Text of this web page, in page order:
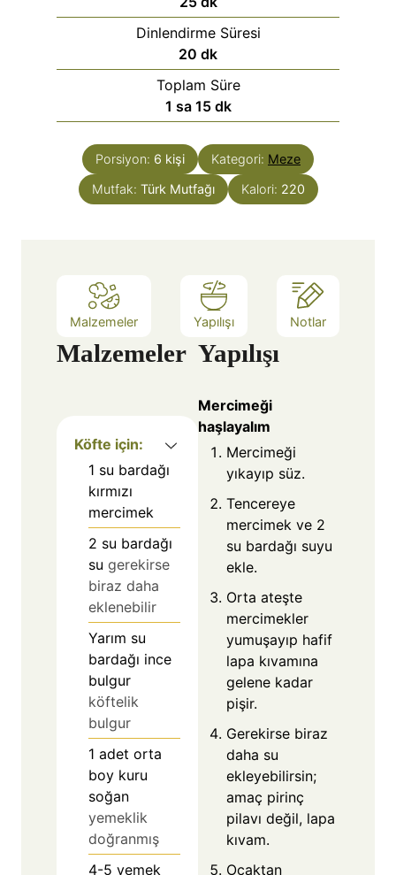
Dinlendirme Süresi
20 dk
Toplam Süre
1 sa 15 dk
Porsiyon: 6 kişi Kategori: Meze
Mutfak: Türk Mutfağı Kalori: 220
Malzemeler Yapılışı Notlar
Malzemeler
Köfte için:
1 su bardağı
kırmızı
mercimek
2 su bardağı
su gerekirse
biraz daha
eklenebilir
Yarım su
bardağı ince
bulgur
köftelik
bulgur
1 adet orta
boy kuru
soğan
yemeklik
doğranmış
4-5 yemek
Yapılışı
Mercimeği
haşlayalım
Mercimeği
yıkayıp süz.
Tencereye
mercimek ve 2
su bardağı suyu
ekle.
Orta ateşte
mercimekler
yumuşayıp hafif
lapa kıvamına
gelene kadar
pişir.
Gerekirse biraz
daha su
ekleyebilirsin;
amaç pirinç
pilavı değil, lapa
kıvam.
Ocaktan